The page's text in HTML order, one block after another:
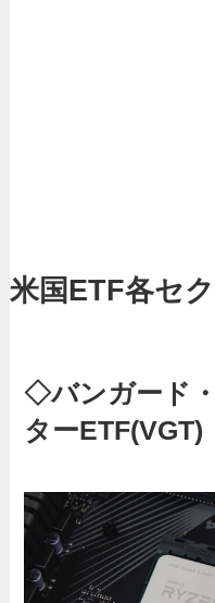
米国ETF各セ
◇バンガード
ターETF(VGT)